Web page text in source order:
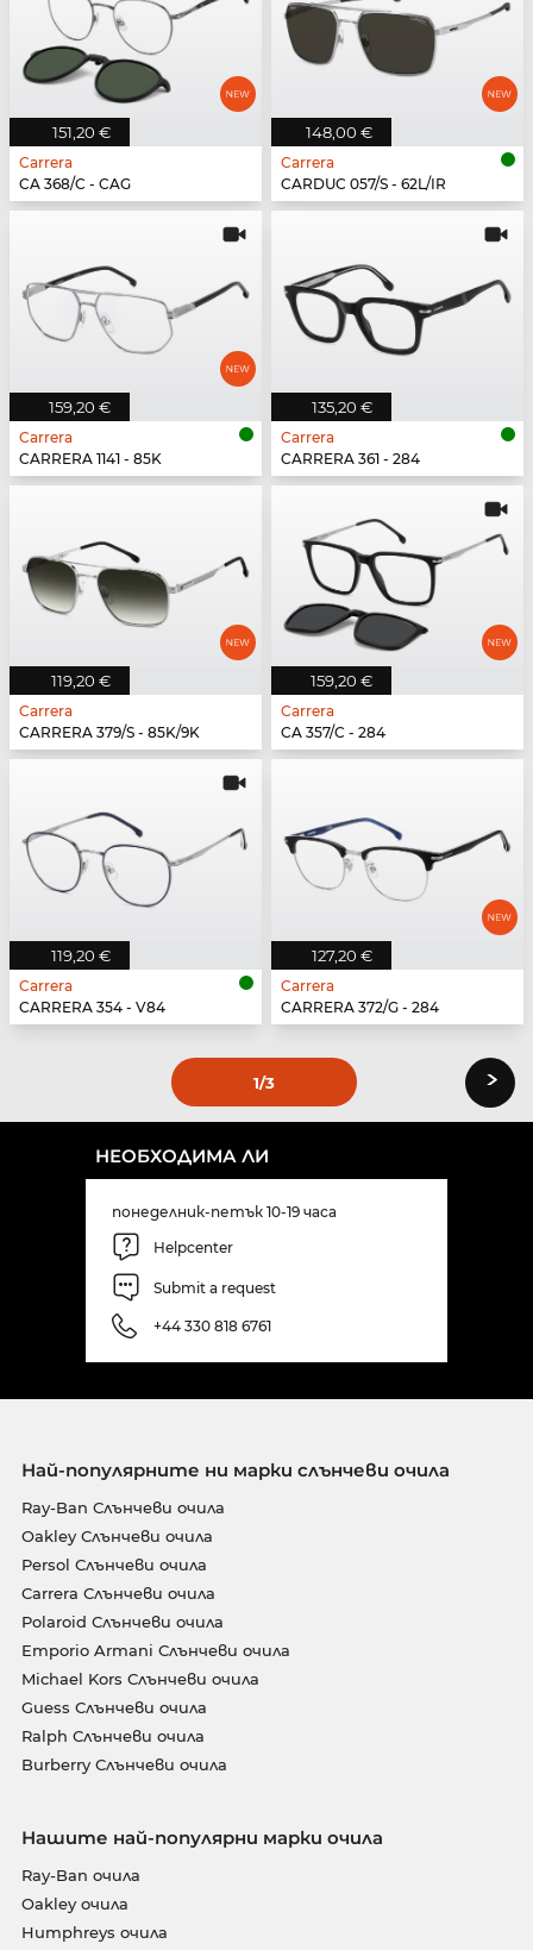
151,20 €
Carrera
CA 368/C - CAG
148,00 €
Carrera
CARDUC 057/S - 62L/IR
159,20 €
Carrera
CARRERA 1141 - 85K
135,20 €
Carrera
CARRERA 361 - 284
119,20 €
Carrera
CARRERA 379/S - 85K/9K
159,20 €
Carrera
CA 357/C - 284
119,20 €
Carrera
CARRERA 354 - V84
127,20 €
Carrera
CARRERA 372/G - 284
1/3 ›
НЕОБХОДИМА ЛИ
понеделник-петък 10-19 часа
Helpcenter
Submit a request
+44 330 818 6761
Най-популярните ни марки слънчеви очила
Ray-Ban Слънчеви очила
Oakley Слънчеви очила
Persol Слънчеви очила
Carrera Слънчеви очила
Polaroid Слънчеви очила
Emporio Armani Слънчеви очила
Michael Kors Слънчеви очила
Guess Слънчеви очила
Ralph Слънчеви очила
Burberry Слънчеви очила
Нашите най-популярни марки очила
Ray-Ban очила
Oakley очила
Humphreys очила